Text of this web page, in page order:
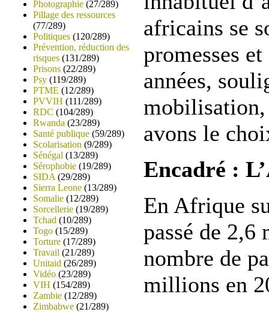
Photographie (27/289)
Pillage des ressources
(77/289)
Politiques (120/289)
Prévention, réduction des
risques (131/289)
Prisons (22/289)
Psy (119/289)
PTME (12/289)
PVVIH (111/289)
RDC (104/289)
Rwanda (23/289)
Santé publique (59/289)
Scolarisation (9/289)
Sénégal (13/289)
Sérophobie (19/289)
SIDA (29/289)
Sierra Leone (13/289)
Somalie (12/289)
Sorcellerie (19/289)
Tchad (10/289)
Togo (15/289)
Torture (17/289)
Travail (21/289)
Unitaid (26/289)
Vidéo (23/289)
VIH (154/289)
Zambie (12/289)
Zimbabwe (21/289)
africains se
promesses
années,
mobilisation,
avons le
Encadré :
En Afrique
passé de
nombre de
millions en